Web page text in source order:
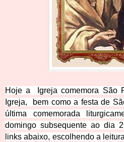
Hoje a Igreja comemora São
Igreja, bem como a festa de
última comemorada
domingo subsequente ao dia
links abaixo, escolhendo a